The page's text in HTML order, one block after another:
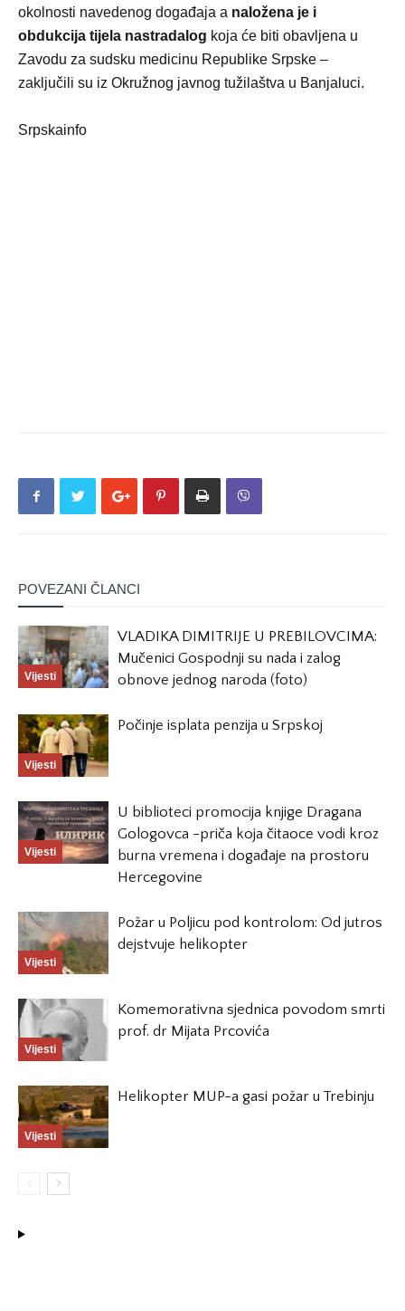
okolnosti navedenog događaja a naložena je i
obdukcija tijela nastradalog koja će biti obavljena u
Zavodu za sudsku medicinu Republike Srpske –
zaključili su iz Okružnog javnog tužilaštva u Banjaluci.
Srpskainfo
POVEZANI ČLANCI
Vijesti
VLADIKA DIMITRIJE U PREBILOVCIMA:
Mučenici Gospodnji su nada i zalog
obnove jednog naroda (foto)
Vijesti
Počinje isplata penzija u Srpskoj
Vijesti
U biblioteci promocija knjige Dragana
Gologovca -priča koja čitaoce vodi kroz
burna vremena i događaje na prostoru
Hercegovine
Vijesti
Požar u Poljicu pod kontrolom: Od jutros
dejstvuje helikopter
Vijesti
Komemorativna sjednica povodom smrti
prof. dr Mijata Prcovića
Vijesti
Helikopter MUP-a gasi požar u Trebinju